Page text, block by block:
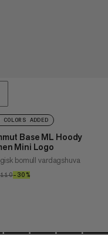
COLORS ADDED
Base ML Hoody
Mini Logo
bomull vardagshuva
€110
–30%